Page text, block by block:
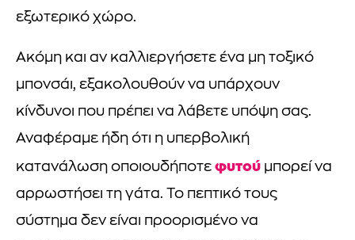
εξωτερικό χώρο.
Ακόμη και αν καλλιεργήσετε ένα μη τοξικό
μπονσάι, εξακολουθούν να υπάρχουν
κίνδυνοι που πρέπει να λάβετε υπόψη σας.
Αναφέραμε ήδη ότι η υπερβολική
κατανάλωση οποιουδήποτε φυτού μπορεί να
αρρωστήσει τη γάτα. Το πεπτικό τους
σύστημα δεν είναι προορισμένο να